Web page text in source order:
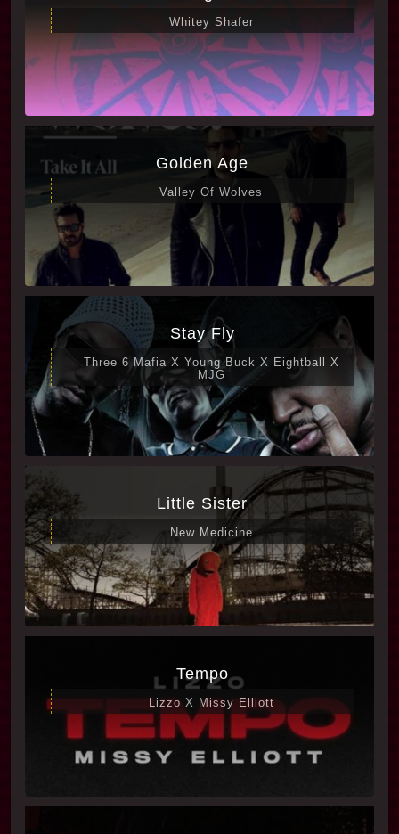
Whitey Shafer
Golden Age
Valley Of Wolves
Stay Fly
Three 6 Mafia X Young Buck X Eightball X
MJG
Little Sister
New Medicine
Tempo
Lizzo X Missy Elliott